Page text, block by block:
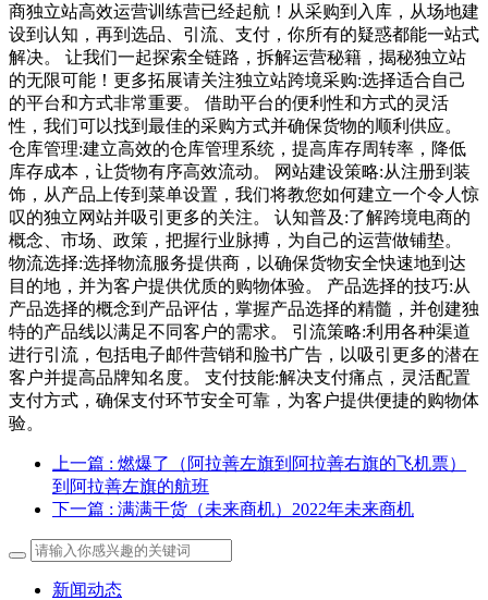
商独立站高效运营训练营已经起航！从采购到入库，从场地建
设到认知，再到选品、引流、支付，你所有的疑惑都能一站式
解决。 让我们一起探索全链路，拆解运营秘籍，揭秘独立站
的无限可能！更多拓展请关注独立站跨境采购:选择适合自己
的平台和方式非常重要。 借助平台的便利性和方式的灵活
性，我们可以找到最佳的采购方式并确保货物的顺利供应。
仓库管理:建立高效的仓库管理系统，提高库存周转率，降低
库存成本，让货物有序高效流动。 网站建设策略:从注册到装
饰，从产品上传到菜单设置，我们将教您如何建立一个令人惊
叹的独立网站并吸引更多的关注。 认知普及:了解跨境电商的
概念、市场、政策，把握行业脉搏，为自己的运营做铺垫。
物流选择:选择物流服务提供商，以确保货物安全快速地到达
目的地，并为客户提供优质的购物体验。 产品选择的技巧:从
产品选择的概念到产品评估，掌握产品选择的精髓，并创建独
特的产品线以满足不同客户的需求。 引流策略:利用各种渠道
进行引流，包括电子邮件营销和脸书广告，以吸引更多的潜在
客户并提高品牌知名度。 支付技能:解决支付痛点，灵活配置
支付方式，确保支付环节安全可靠，为客户提供便捷的购物体
验。
上一篇 : 燃爆了（阿拉善左旗到阿拉善右旗的飞机票）
到阿拉善左旗的航班
下一篇 : 满满干货（未来商机）2022年未来商机
新闻动态